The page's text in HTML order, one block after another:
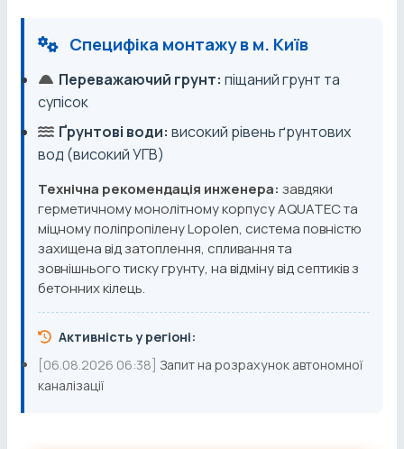
Специфіка монтажу в м. Київ
Переважаючий грунт: піщаний грунт та
супісок
Ґрунтові води: високий рівень ґрунтових
вод (високий УГВ)
Технічна рекомендація инженера: завдяки
герметичному монолітному корпусу AQUATEC та
міцному поліпропілену Lopolen, система повністю
захищена від затоплення, спливання та
зовнішнього тиску грунту, на відміну від септиків з
бетонних кілець.
Активність у регіоні:
[06.08.2026 06:38] Запит на розрахунок автономної
каналізації